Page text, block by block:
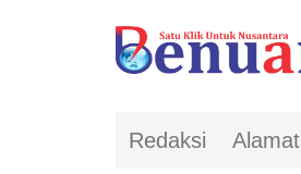
Redaksi Alamat